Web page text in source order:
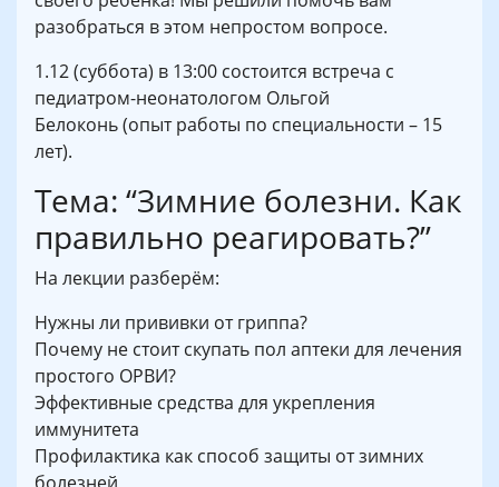
разобраться в этом непростом вопросе.
1.12 (суббота) в 13:00 состоится встреча с
педиатром-неонатологом Ольгой
Белоконь (опыт работы по специальности – 15
лет).
Тема: “Зимние болезни. Как
правильно реагировать?”
На лекции разберём:
Нужны ли прививки от гриппа?
Почему не стоит скупать пол аптеки для лечения
простого ОРВИ?
Эффективные средства для укрепления
иммунитета
Профилактика как способ защиты от зимних